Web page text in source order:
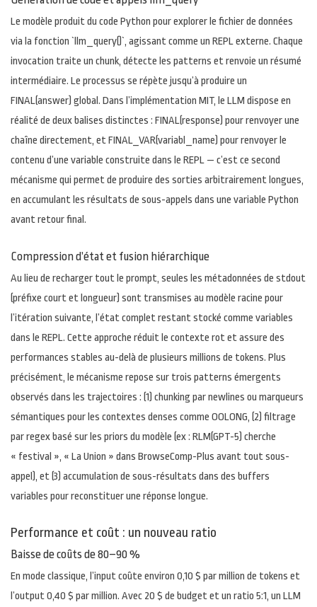
Le modèle produit du code Python pour explorer le fichier de données
via la fonction `llm_query()`, agissant comme un REPL externe. Chaque
invocation traite un chunk, détecte les patterns et renvoie un résumé
intermédiaire. Le processus se répète jusqu’à produire un
FINAL(answer) global. Dans l’implémentation MIT, le LLM dispose en
réalité de deux balises distinctes : FINAL(response) pour renvoyer une
chaîne directement, et FINAL_VAR(variabl_name) pour renvoyer le
contenu d’une variable construite dans le REPL — c’est ce second
mécanisme qui permet de produire des sorties arbitrairement longues,
en accumulant les résultats de sous-appels dans une variable Python
avant retour final.
Compression d’état et fusion hiérarchique
Au lieu de recharger tout le prompt, seules les métadonnées de stdout
(préfixe court et longueur) sont transmises au modèle racine pour
l’itération suivante, l’état complet restant stocké comme variables
dans le REPL. Cette approche réduit le contexte rot et assure des
performances stables au-delà de plusieurs millions de tokens. Plus
précisément, le mécanisme repose sur trois patterns émergents
observés dans les trajectoires : (1) chunking par newlines ou marqueurs
sémantiques pour les contextes denses comme OOLONG, (2) filtrage
par regex basé sur les priors du modèle (ex : RLM(GPT-5) cherche
« festival », « La Union » dans BrowseComp-Plus avant tout sous-
appel), et (3) accumulation de sous-résultats dans des buffers
variables pour reconstituer une réponse longue.
Performance et coût : un nouveau ratio
Baisse de coûts de 80–90 %
En mode classique, l’input coûte environ 0,10 $ par million de tokens et
l’output 0,40 $ par million. Avec 20 $ de budget et un ratio 5:1, un LLM